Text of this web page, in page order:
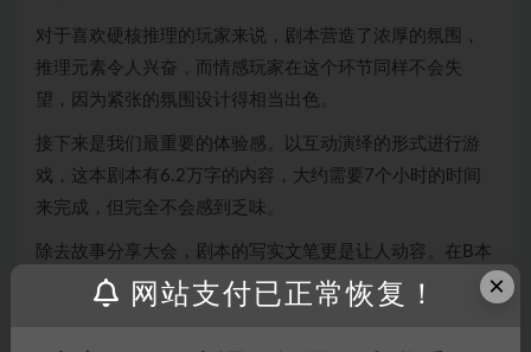
对于喜欢硬核推理的玩家来说，剧本营造了浓厚的氛围，
推理元素令人兴奋，而情感玩家在这个环节同样不会失
望，因为紧张的氛围设计得相当出色。
接下来是我们最重要的体验感。以互动演绎的形式进行游
戏，这本剧本有6.2万字的内容，大约需要7个小时的时间
来完成，但完全不会感到乏味。
除去故事分享大会，剧本的写实文笔更是让人动容。在B本
前两幕开始，它就成为了一个收割情感的机器，情感玩家
×
网站支付已正常恢复！